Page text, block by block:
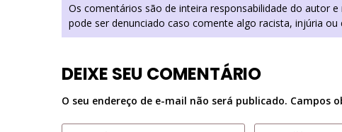
Os comentários são de inteira responsabilidade do autor
pode ser denunciado caso comente algo racista, injúria
DEIXE SEU COMENTÁRIO
O seu endereço de e-mail não será publicado. Campos